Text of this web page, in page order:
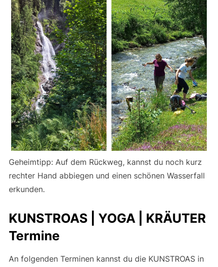
Geheimtipp: Auf dem Rückweg, kannst du noch kurz
rechter Hand abbiegen und einen schönen Wasserfall
erkunden.
KUNSTROAS | YOGA | KRÄUTER
Termine
An folgenden Terminen kannst du die KUNSTROAS in